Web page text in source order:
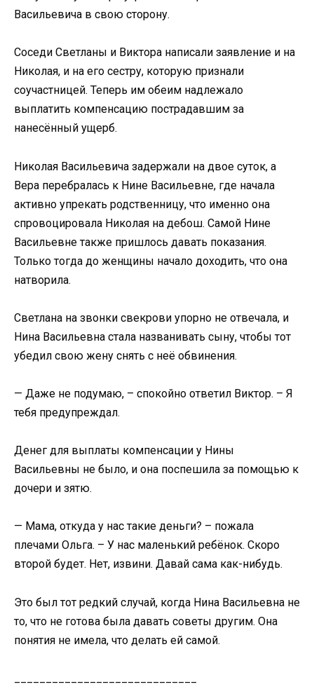
Васильевича в свою сторону.
Соседи Светланы и Виктора написали заявление и на
Николая, и на его сестру, которую признали
соучастницей. Теперь им обеим надлежало
выплатить компенсацию пострадавшим за
нанесённый ущерб.
Николая Васильевича задержали на двое суток, а
Вера перебралась к Нине Васильевне, где начала
активно упрекать родственницу, что именно она
спровоцировала Николая на дебош. Самой Нине
Васильевне также пришлось давать показания.
Только тогда до женщины начало доходить, что она
натворила.
Светлана на звонки свекрови упорно не отвечала, и
Нина Васильевна стала названивать сыну, чтобы тот
убедил свою жену снять с неё обвинения.
— Даже не подумаю, – спокойно ответил Виктор. – Я
тебя предупреждал.
Денег для выплаты компенсации у Нины
Васильевны не было, и она поспешила за помощью к
дочери и зятю.
— Мама, откуда у нас такие деньги? – пожала
плечами Ольга. – У нас маленький ребёнок. Скоро
второй будет. Нет, извини. Давай сама как-нибудь.
Это был тот редкий случай, когда Нина Васильевна не
то, что не готова была давать советы другим. Она
понятия не имела, что делать ей самой.